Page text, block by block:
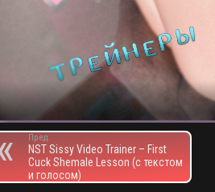
Пред.
NST Sissy Video Trainer – First
Cuck Shemale Lesson (с текстом
и голосом)